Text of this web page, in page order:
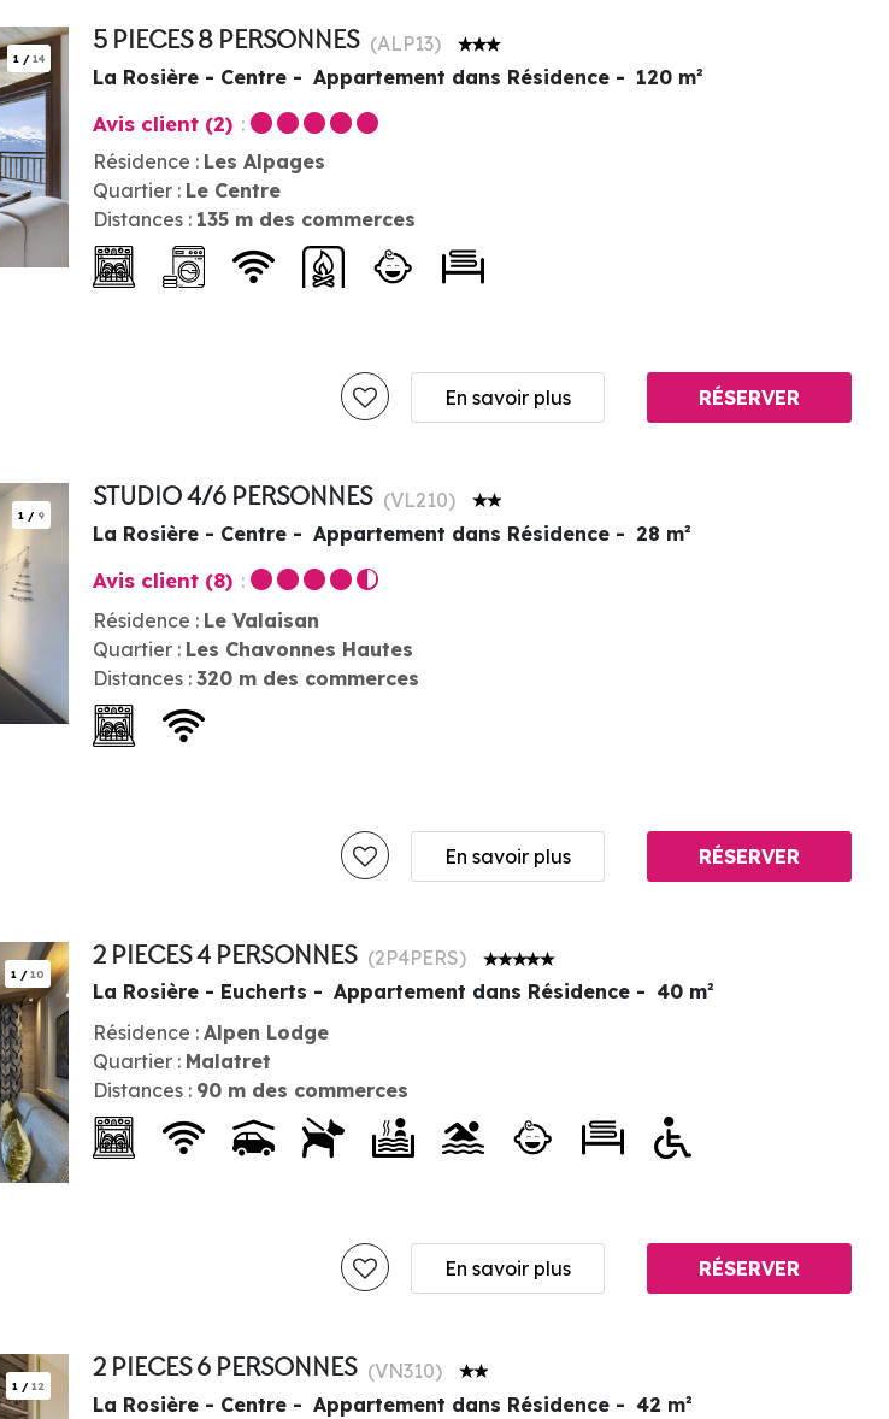
1 / 14
5 PIECES 8 PERSONNES (ALP13)
La Rosière - Centre
Appartement dans Résidence 120 m²
Avis client (2)
Résidence : Les Alpages
Quartier : Le Centre
Distances : 135 m des commerces
En savoir plus RÉSERVER
1 / 9
STUDIO 4/6 PERSONNES (VL210)
La Rosière - Centre
Appartement dans Résidence 28 m²
Avis client (8)
Résidence : Le Valaisan
Quartier : Les Chavonnes Hautes
Distances : 320 m des commerces
En savoir plus RÉSERVER
1 / 10
2 PIECES 4 PERSONNES (2P4PERS)
La Rosière - Eucherts
Appartement dans Résidence 40 m²
Résidence : Alpen Lodge
Quartier : Malatret
Distances : 90 m des commerces
En savoir plus RÉSERVER
1 / 12
2 PIECES 6 PERSONNES (VN310)
La Rosière - Centre
Appartement dans Résidence 42 m²